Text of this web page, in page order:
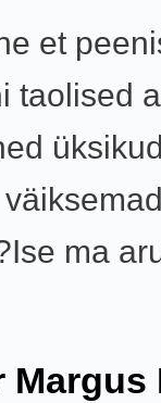
et
taolised
ma
Margus